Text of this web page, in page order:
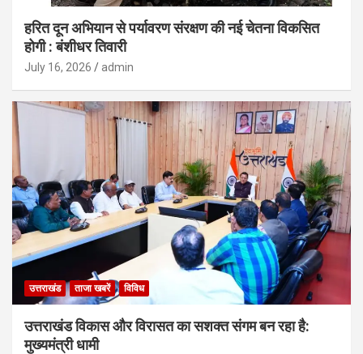
हरित दून अभियान से पर्यावरण संरक्षण की नई चेतना विकसित
होगी : बंशीधर तिवारी
July 16, 2026 admin
उत्तराखंड ताजा खबरें विविध
उत्तराखंड विकास और विरासत का सशक्त संगम बन रहा है:
मुख्यमंत्री धामी